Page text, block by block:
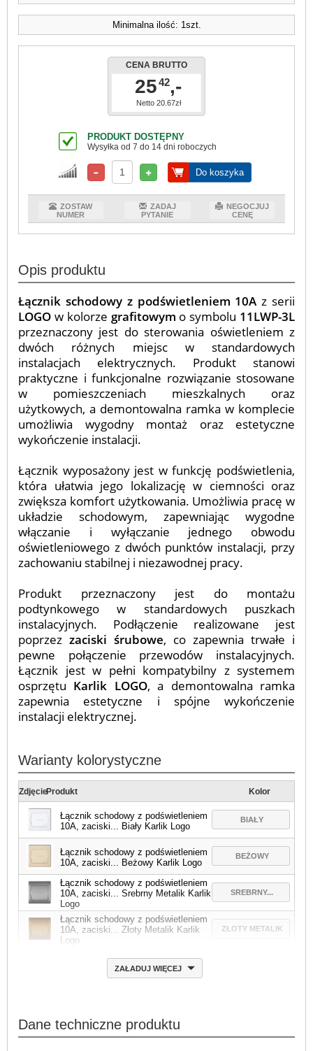
Minimalna ilość: 1szt.
CENA BRUTTO
2542,-
Netto 20.67zł
PRODUKT DOSTĘPNY
Wysyłka od 7 do 14 dni roboczych
Do koszyka
ZOSTAW
NUMER
ZADAJ
PYTANIE
NEGOCJUJ
CENĘ
Opis produktu
Łącznik schodowy z podświetleniem 10A z serii
LOGO w kolorze grafitowym o symbolu 11LWP-3L
przeznaczony jest do sterowania oświetleniem z
dwóch różnych miejsc w standardowych
instalacjach elektrycznych. Produkt stanowi
praktyczne i funkcjonalne rozwiązanie stosowane
w pomieszczeniach mieszkalnych oraz
użytkowych, a demontowalna ramka w komplecie
umożliwia wygodny montaż oraz estetyczne
wykończenie instalacji.
Łącznik wyposażony jest w funkcję podświetlenia,
która ułatwia jego lokalizację w ciemności oraz
zwiększa komfort użytkowania. Umożliwia pracę w
układzie schodowym, zapewniając wygodne
włączanie i wyłączanie jednego obwodu
oświetleniowego z dwóch punktów instalacji, przy
zachowaniu stabilnej i niezawodnej pracy.
Produkt przeznaczony jest do montażu
podtynkowego w standardowych puszkach
instalacyjnych. Podłączenie realizowane jest
poprzez zaciski śrubowe, co zapewnia trwałe i
pewne połączenie przewodów instalacyjnych.
Łącznik jest w pełni kompatybilny z systemem
osprzętu Karlik LOGO, a demontowalna ramka
zapewnia estetyczne i spójne wykończenie
instalacji elektrycznej.
Warianty kolorystyczne
ZdjęcieProdukt Kolor
Łącznik schodowy z podświetleniem
10A, zaciski... Biały Karlik Logo
BIAŁY
Łącznik schodowy z podświetleniem
10A, zaciski... Beżowy Karlik Logo
BEŻOWY
Łącznik schodowy z podświetleniem
10A, zaciski... Srebrny Metalik Karlik
Logo
SREBRNY...
Łącznik schodowy z podświetleniem
10A, zaciski... Złoty Metalik Karlik
Logo
ZŁOTY METALIK
ZAŁADUJ WIĘCEJ
Dane techniczne produktu